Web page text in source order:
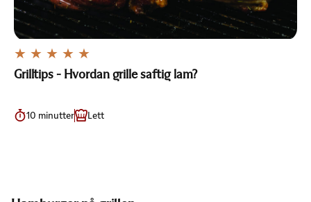
Grilltips - Hvordan grille saftig lam?
10 minutter Lett